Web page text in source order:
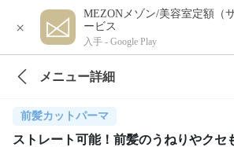
×
MEZONメゾン/美容室定額（
ービス
入手 - Google Play
メニュー詳細
前髪カットパーマ
ストレート可能！前髪のうねりやクセ